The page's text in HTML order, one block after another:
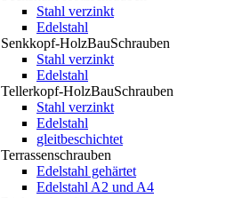
Stahl verzinkt
Edelstahl
Senkkopf-HolzBauSchrauben
Stahl verzinkt
Edelstahl
Tellerkopf-HolzBauSchrauben
Stahl verzinkt
Edelstahl
gleitbeschichtet
Terrassenschrauben
Edelstahl gehärtet
Edelstahl A2 und A4